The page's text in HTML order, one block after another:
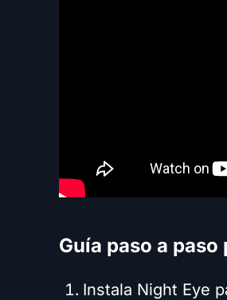
Guía paso a
Instala Night Eye